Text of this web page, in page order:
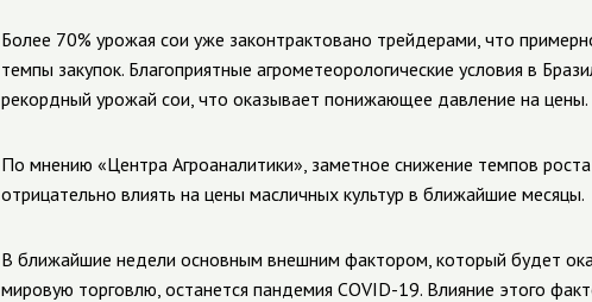
Более 70% урожая сои уже законтрактовано трейдерами, что
темпы закупок. Благоприятные агрометеорологические условия в
рекордный урожай сои, что оказывает понижающее давление на цены.
По мнению «Центра Агроаналитики», заметное снижение темпов
отрицательно влиять на цены масличных культур в ближайшие месяцы.
В ближайшие недели основным внешним фактором, который будет
мировую торговлю, останется пандемия COVID-19. Влияние этого